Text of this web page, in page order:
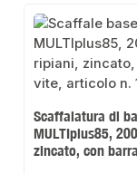
Scaffalatura di
MULTIplus85,
zincato, con